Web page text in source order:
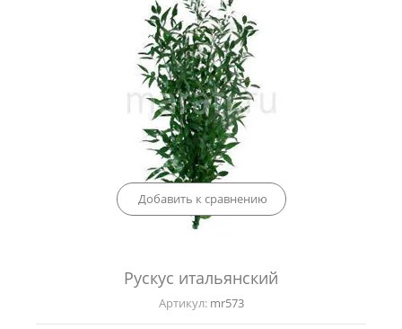
Добавить к сравнению
Рускус итальянский
Артикул:mr573